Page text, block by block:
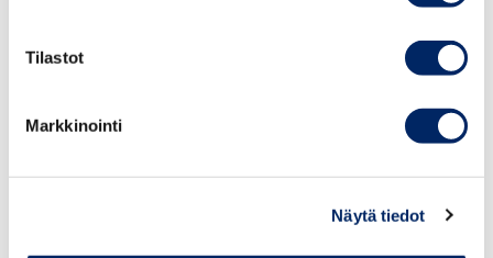
Tilastot
Markkinointi
Näytä tiedot